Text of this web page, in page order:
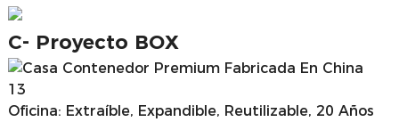
C- Proyecto BOX
Oficina: Extraíble, Expandible, Reutilizable, 20 Años